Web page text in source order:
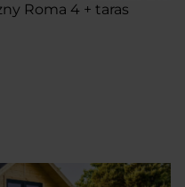
Roma 4 + taras